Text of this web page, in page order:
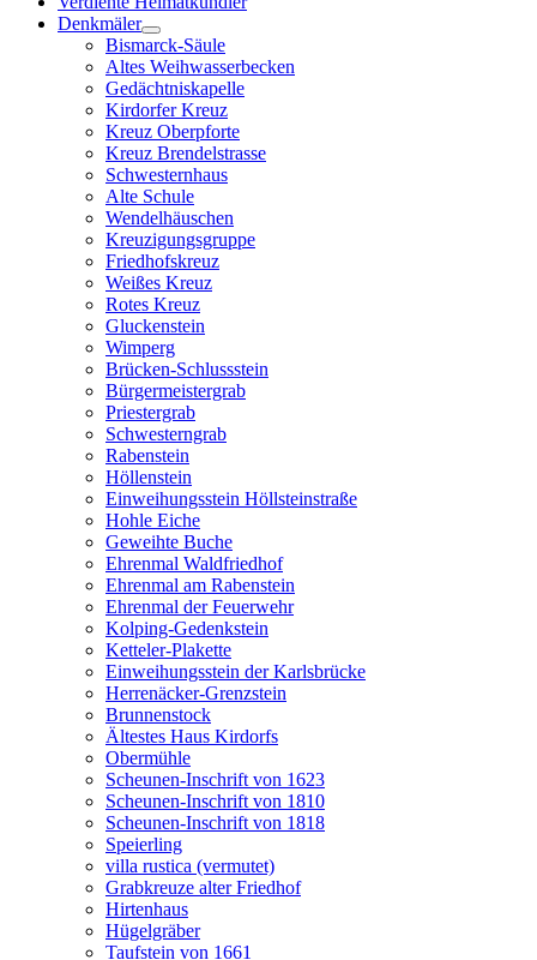
Denkmäler
Bismarck-Säule
Altes Weihwasserbecken
Gedächtniskapelle
Kirdorfer Kreuz
Kreuz Oberpforte
Kreuz Brendelstrasse
Schwesternhaus
Alte Schule
Wendelhäuschen
Kreuzigungsgruppe
Friedhofskreuz
Weißes Kreuz
Rotes Kreuz
Gluckenstein
Wimperg
Brücken-Schlussstein
Bürgermeistergrab
Priestergrab
Schwesterngrab
Rabenstein
Höllenstein
Einweihungsstein Höllsteinstraße
Hohle Eiche
Geweihte Buche
Ehrenmal Waldfriedhof
Ehrenmal am Rabenstein
Ehrenmal der Feuerwehr
Kolping-Gedenkstein
Ketteler-Plakette
Einweihungsstein der Karlsbrücke
Herrenäcker-Grenzstein
Brunnenstock
Ältestes Haus Kirdorfs
Obermühle
Scheunen-Inschrift von 1623
Scheunen-Inschrift von 1810
Scheunen-Inschrift von 1818
Speierling
villa rustica (vermutet)
Grabkreuze alter Friedhof
Hirtenhaus
Hügelgräber
Taufstein von 1661